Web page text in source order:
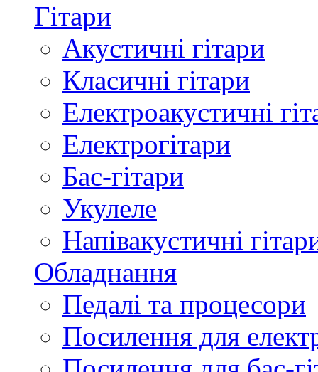
Гітари
Акустичні гітари
Класичні гітари
Електроакустичні
Електрогітари
Бас-гітари
Укулеле
Напівакустичні
Обладнання
Педалі та процесори
Посилення для